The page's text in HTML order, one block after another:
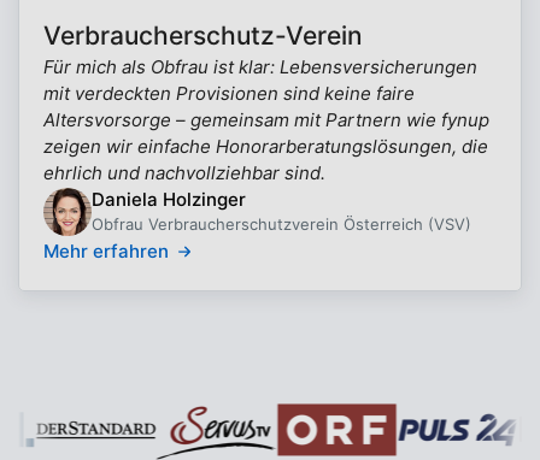
Verbraucherschutz-Verein
Für mich als Obfrau ist klar: Lebensversicherungen
mit verdeckten Provisionen sind keine faire
Altersvorsorge – gemeinsam mit Partnern wie fynup
zeigen wir einfache Honorarberatungslösungen, die
ehrlich und nachvollziehbar sind.
Daniela Holzinger
Obfrau Verbraucherschutzverein Österreich (VSV)
Mehr erfahren